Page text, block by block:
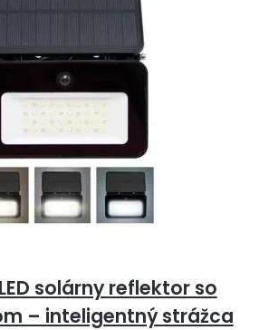
solárny reflektor so
– inteligentný strážca